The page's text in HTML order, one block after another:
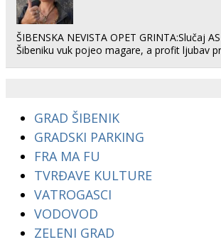
ŠIBENSKA NEVISTA OPET GRINTA:Slučaj
Šibeniku vuk pojeo magare, a profit ljubav
GRAD ŠIBENIK
GRADSKI PARKING
FRA MA FU
TVRĐAVE KULTURE
VATROGASCI
VODOVOD
ZELENI GRAD